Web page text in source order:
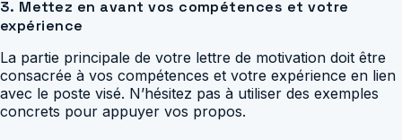
3. Mettez en avant vos compétences et votre
expérience
La partie principale de votre lettre de motivation doit être
consacrée à vos compétences et votre expérience en lien
avec le poste visé. N’hésitez pas à utiliser des exemples
concrets pour appuyer vos propos.